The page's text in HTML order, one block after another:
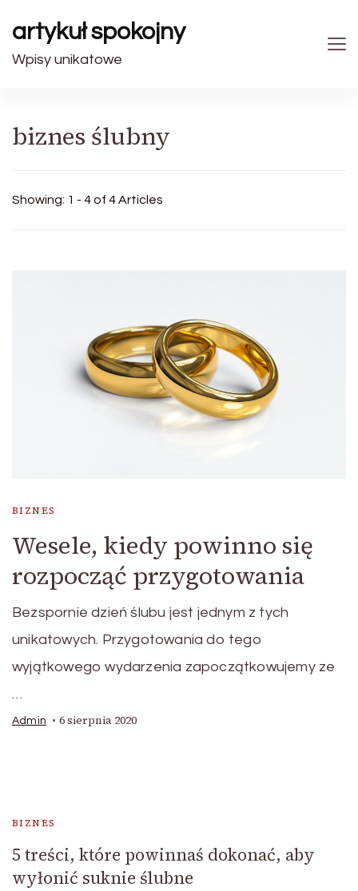
artykuł spokojny
Wpisy unikatowe
biznes ślubny
Showing: 1 - 4 of 4 Articles
BIZNES
Wesele, kiedy powinno się
rozpocząć przygotowania
Bezspornie dzień ślubu jest jednym z tych
unikatowych. Przygotowania do tego
wyjątkowego wydarzenia zapoczątkowujemy ze
…
Admin 6 sierpnia 2020
BIZNES
5 treści, które powinnaś dokonać, aby
wyłonić suknie ślubne